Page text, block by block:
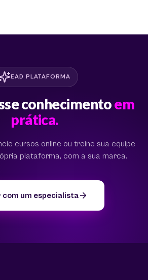
EAD PLATAFORMA
conhecimentoem
prática.
cursos online ou treine sua equipe
plataforma, com a sua marca.
com um especialista